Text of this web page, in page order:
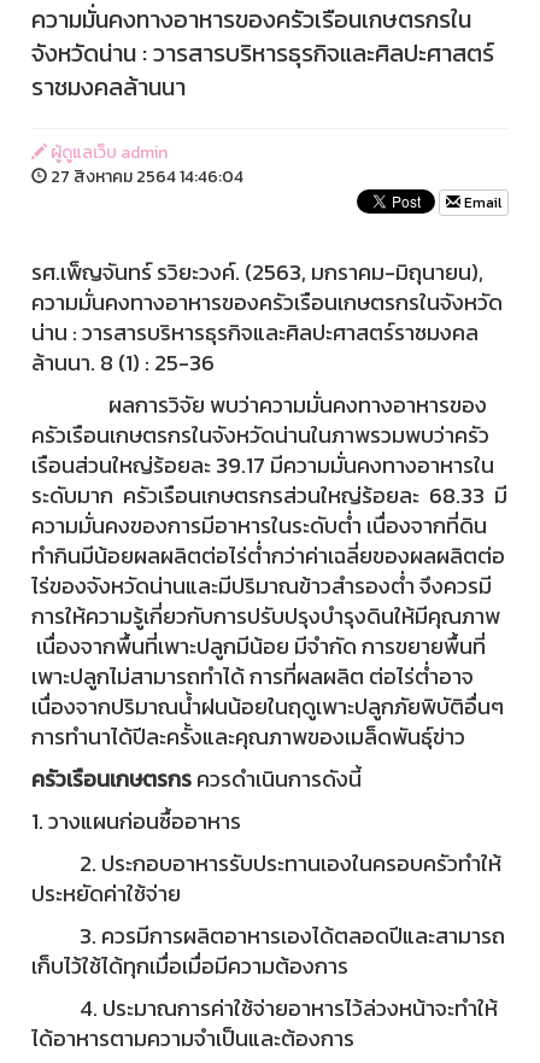
ความมั่นคงทางอาหารของครัวเรือนเกษตรกรใน
จังหวัดน่าน : วารสารบริหารธุรกิจและศิลปะศาสตร์
ราชมงคลล้านนา
ผู้ดูแลเว็บ admin
27 สิงหาคม 2564 14:46:04
Email
รศ.เพ็ญจันทร์ รวิยะวงค์. (2563, มกราคม-มิถุนายน),
ความมั่นคงทางอาหารของครัวเรือนเกษตรกรในจังหวัด
น่าน : วารสารบริหารธุรกิจและศิลปะศาสตร์ราชมงคล
ล้านนา. 8 (1) : 25-36
ผลการวิจัย พบว่าความมั่นคงทางอาหารของ
ครัวเรือนเกษตรกรในจังหวัดน่านในภาพรวมพบว่าครัว
เรือนส่วนใหญ่ร้อยละ 39.17 มีความมั่นคงทางอาหารใน
ระดับมาก ครัวเรือนเกษตรกรส่วนใหญ่ร้อยละ 68.33 มี
ความมั่นคงของการมีอาหารในระดับตํ่า เนื่องจากที่ดิน
ทํากินมีน้อยผลผลิตต่อไร่ตํ่ากว่าค่าเฉลี่ยของผลผลิตต่อ
ไร่ของจังหวัดน่านและมีปริมาณข้าวสํารองตํ่า จึงควรมี
การให้ความรู้เกี่ยวกับการปรับปรุงบํารุงดินให้มีคุณภาพ
เนื่องจากพื้นที่เพาะปลูกมีน้อย มีจำกัด การขยายพื้นที่
เพาะปลูกไม่สามารถทําได้ การที่ผลผลิต ต่อไร่ตํ่าอาจ
เนื่องจากปริมาณนํ้าฝนน้อยในฤดูเพาะปลูกภัยพิบัติอื่นๆ
การทํานาได้ปีละครั้งและคุณภาพของเมล็ดพันธุ์ข่าว
ครัวเรือนเกษตรกรควรดําเนินการดังนี้
1. วางแผนก่อนซื้ออาหาร
2. ประกอบอาหารรับประทานเองในครอบครัวทําให้
ประหยัดค่าใช้จ่าย
3. ควรมีการผลิตอาหารเองได้ตลอดปีและสามารถ
เก็บไว้ใช้ได้ทุกเมื่อเมื่อมีความต้องการ
4. ประมาณการค่าใช้จ่ายอาหารไว้ล่วงหน้าจะทําให้
ได้อาหารตามความจําเป็นและต้องการ